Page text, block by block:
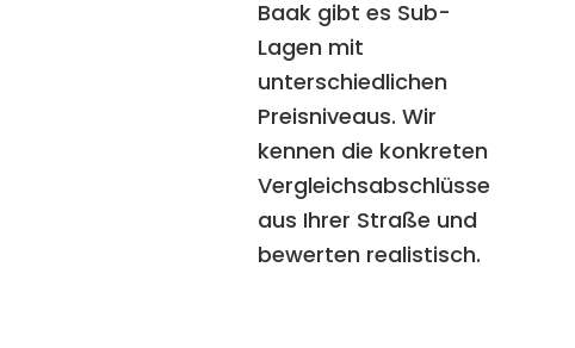
Baak gibt es Sub-
Lagen mit
unterschiedlichen
Preisniveaus. Wir
kennen die konkreten
Vergleichsabschlüsse
aus Ihrer Straße und
bewerten realistisch.